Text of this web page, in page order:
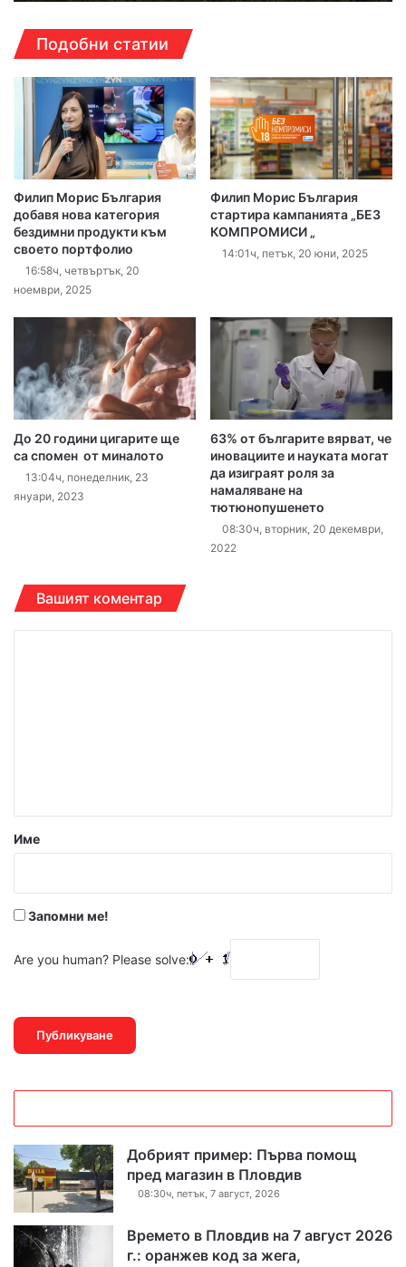
Подобни статии
Филип Морис България
добавя нова категория
бездимни продукти към
своето портфолио
16:58ч, четвъртък, 20
ноември, 2025
Филип Морис България
стартира кампанията „БЕЗ
КОМПРОМИСИ „
14:01ч, петък, 20 юни, 2025
До 20 години цигарите ще
са спомен от миналото
13:04ч, понеделник, 23
януари, 2023
63% от българите вярват, че
иновациите и науката могат
да изиграят роля за
намаляване на
тютюнопушенето
08:30ч, вторник, 20 декември,
2022
Вашият коментар
р
Име
Запомни ме!
Are you human? Please solve:
Добрият пример: Първа помощ
пред магазин в Пловдив
08:30ч, петък, 7 август, 2026
Времето в Пловдив на 7 август 2026
г.: оранжев код за жега,